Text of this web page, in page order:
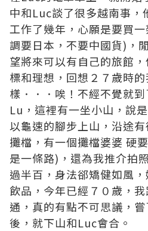
中和Luc談了很多越南事，
工作了幾年，心願是要買
調要日本，不要中國貨)，
望將來可以有自己的旅館
標和理想，回想２７歲時
樣．．．唉！不經不覺就
Lu，這裡有一坐小山，說
以龜速的腳步上山，沿途
攤檔，有一個攤檔婆婆 硬
是一條路)，還為我推介拍
過半百，身法郤矯健如風
飲品，今年已經７０歲，
通，真的有點不可思議，
後，就下山和Luc會合。